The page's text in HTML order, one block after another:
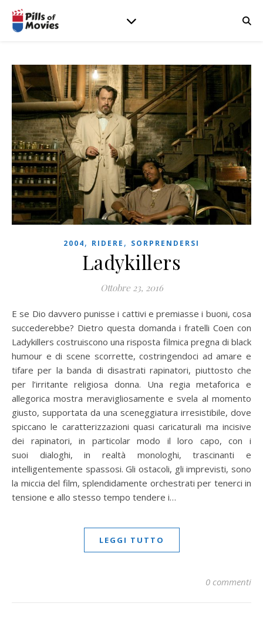
2004, RIDERE , SORPRENDERSI
Ladykillers
Ottobre 23, 2016
E se Dio davvero punisse i cattivi e premiasse i buoni, cosa
succederebbe? Dietro questa domanda i fratelli Coen con
Ladykillers costruiscono una risposta filmica pregna di black
humour e di scene scorrette, costringendoci ad amare e
tifare per la banda di disastrati rapinatori, piuttosto che
per l’irritante religiosa donna. Una regia metaforica e
allegorica mostra meravigliosamente e svela al momento
giusto, supportata da una sceneggiatura irresistibile, dove
spiccano le caratterizzazioni quasi caricaturali ma incisive
dei rapinatori, in particolar modo il loro capo, con i
suoi dialoghi, in realtà monologhi, trascinanti e
intelligentemente spassosi. Gli ostacoli, gli imprevisti, sono
la miccia del film, splendidamente orchestrati per tenerci in
tensione e allo stesso tempo tendere i…
LEGGI TUTTO
0 commenti